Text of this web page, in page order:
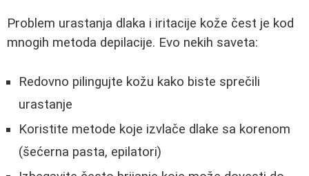
Problem urastanja dlaka i iritacije kože čest je kod
mnogih metoda depilacije. Evo nekih saveta:
Redovno pilingujte kožu kako biste sprečili
urastanje
Koristite metode koje izvlače dlake sa korenom
(šećerna pasta, epilatori)